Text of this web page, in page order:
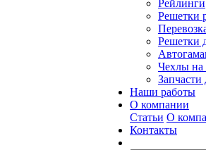
Рейлинги
Решетки
Решетки
Чехлы на
Запчасти
Наши работы
О компании
Статьи О
Контакты